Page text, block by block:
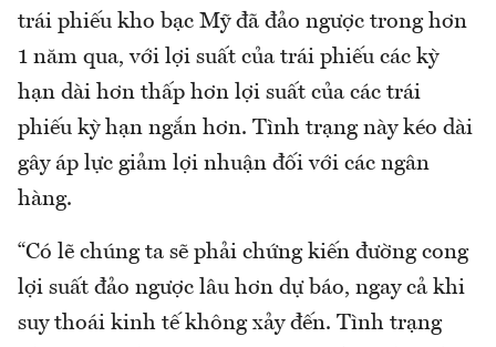
trái phiếu kho bạc Mỹ đã đảo ngược trong hơn
1 năm qua, với lợi suất của trái phiếu các kỳ
hạn dài hơn thấp hơn lợi suất của các trái
phiếu kỳ hạn ngắn hơn. Tình trạng này kéo dài
gây áp lực giảm lợi nhuận đối với các ngân
hàng.
“Có lẽ chúng ta sẽ phải chứng kiến đường cong
lợi suất đảo ngược lâu hơn dự báo, ngay cả khi
suy thoái kinh tế không xảy đến. Tình trạng